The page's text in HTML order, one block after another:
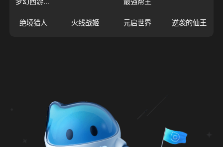
绝境猎人 火线战姬 元启世界 逆袭的仙王